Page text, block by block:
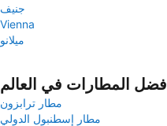
جنيف
Vienna
ميلانو
أفضل المطارات في العالم
مطار ترابزون
مطار إسطنبول الدولي